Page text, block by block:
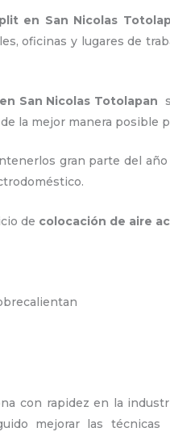
en San Nicolas
oficinas y lugares de
en San Nicolas Totolapan
la mejor manera posible
gran parte del
de colocación de aire
con rapidez en la
mejorar las